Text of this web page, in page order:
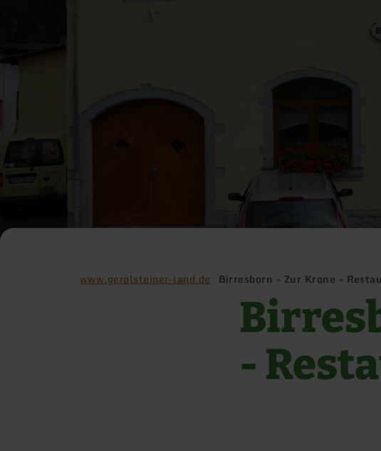
www.gerolsteiner-land.de Birresborn - Zur Krone -
-